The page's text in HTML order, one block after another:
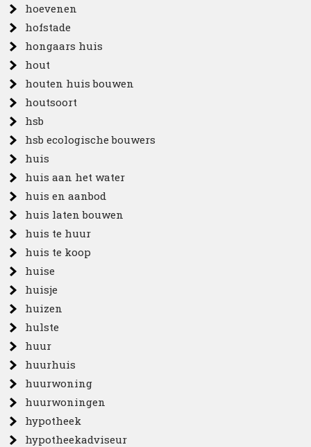
hoevenen
hofstade
hongaars huis
hout
houten huis bouwen
houtsoort
hsb
hsb ecologische bouwers
huis
huis aan het water
huis en aanbod
huis laten bouwen
huis te huur
huis te koop
huise
huisje
huizen
hulste
huur
huurhuis
huurwoning
huurwoningen
hypotheek
hypotheekadviseur